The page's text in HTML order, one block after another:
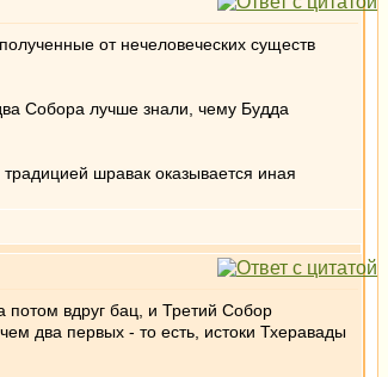
от нечеловеческих существ
Собора лучше знали, чему Будда
шравак оказывается иная
вдруг бац, и Третий Собор
два первых - то есть, истоки Тхеравады